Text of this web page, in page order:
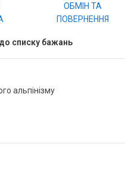
ОБМІН ТА
ПОВЕРНЕННЯ
списку бажань
альпінізму